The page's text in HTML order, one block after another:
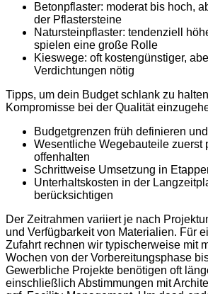
Betonpflaster: moderat bis hoch,
der Pflastersteine
Natursteinpflaster: tendenziell
spielen eine große Rolle
Kieswege: oft kostengünstiger,
Verdichtungen nötig
Tipps, um dein Budget schlank zu
Kompromisse bei der Qualität
Budgetgrenzen früh definieren
Wesentliche Wegebauteile zuerst
offenhalten
Schrittweise Umsetzung in
Unterhaltskosten in der
berücksichtigen
Der Zeitrahmen variiert je nach
und Verfügbarkeit von Materialien. Für
Zufahrt rechnen wir typischerweise mit
Wochen von der Vorbereitungsphase
Gewerbliche Projekte benötigen oft
einschließlich Abstimmungen mit